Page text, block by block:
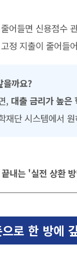
어들면 신용점수
정 지출이 줄어들
까요?
, 대출 금리가 높은
재단 시스템에서
내는 '실전 상환
로 한 방에